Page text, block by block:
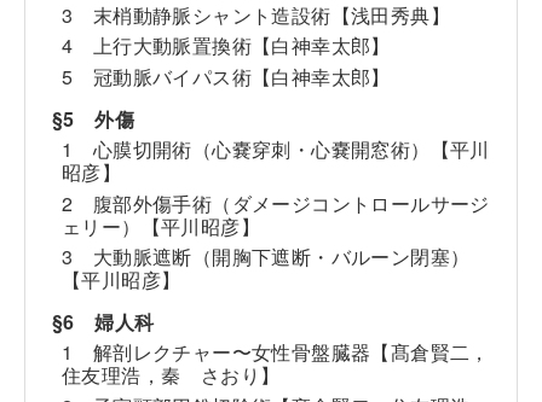
3 末梢動静脈シャント造設術【浅田秀典】
4 上行大動脈置換術【白神幸太郎】
5 冠動脈バイパス術【白神幸太郎】
§5 外傷
1 心膜切開術（心嚢穿刺・心嚢開窓術）【平川
昭彦】
2 腹部外傷手術（ダメージコントロールサージ
ェリー）【平川昭彦】
3 大動脈遮断（開胸下遮断・バルーン閉塞）
【平川昭彦】
§6 婦人科
1 解剖レクチャー〜女性骨盤臓器【髙倉賢二，
住友理浩，秦 さおり】